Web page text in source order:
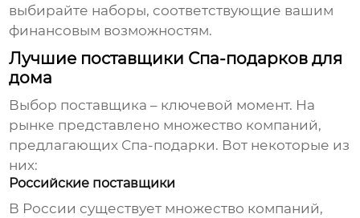
выбирайте наборы, соответствующие вашим
финансовым возможностям.
Лучшие поставщики Спа-подарков для
дома
Выбор поставщика – ключевой момент. На
рынке представлено множество компаний,
предлагающих Спа-подарки. Вот некоторые из
них:
Российские поставщики
В России существует множество компаний,